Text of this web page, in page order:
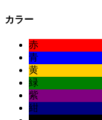
カラー
赤
青
黄
緑
紫
紺